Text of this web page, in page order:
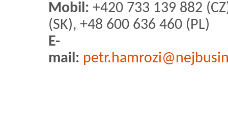
Mobil: +420 733 139 882
(SK), +48 600 636 460 (PL)
E-
mail: